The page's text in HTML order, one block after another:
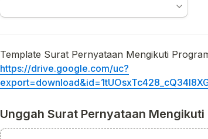
https://drive.google.com/uc?
Unggah Surat Pernyataan